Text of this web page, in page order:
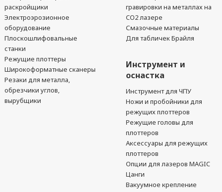
раскройщики
Электроэрозионное
оборудование
Плоскошлифовальные
станки
Режущие плоттеры
Широкоформатные сканеры
Резаки для металла,
обрезчики углов,
вырубщики
гравировки на металлах на
CO2 лазере
Смазочные материалы
Для табличек Брайля
Инструмент и
оснастка
Инструмент для ЧПУ
Ножи и пробойники для
режущих плоттеров
Режущие головы для
плоттеров
Аксессуары для режущих
плоттеров
Опции для лазеров MAGIC
Цанги
Вакуумное крепление